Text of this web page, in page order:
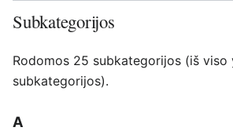
Subkategorijos
Rodomos 25 subkategorijos (iš viso
subkategorijos).
A